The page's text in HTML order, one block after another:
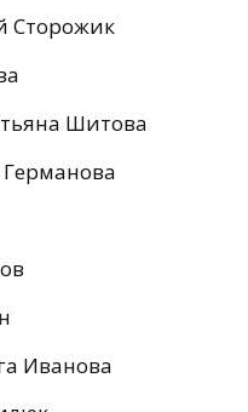
Сторожик
Шитова
Иванова